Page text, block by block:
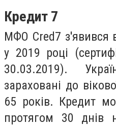
Кредит 7
МФО Cred7 з'явився
у 2019 році
30.03.2019).
зараховані до
65 років. Кредит
протягом 30 днів